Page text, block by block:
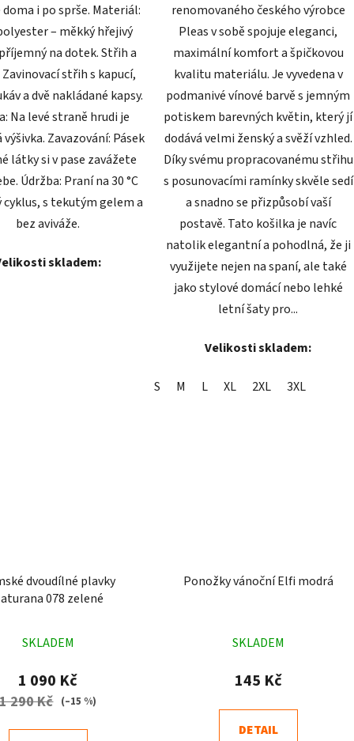
doma i po sprše. Materiál:
– měkký hřejivý
na dotek. Střih a
střih s kapucí,
a dvě nakládané kapsy.
Na levé straně hrudi je
Zavazování: Pásek
látky si v pase zavážete
Údržba: Praní na 30 °C
cyklus, s tekutým gelem a
bez aviváže.
skladem:
renomovaného českého výrobce
Pleas v sobě spojuje eleganci,
maximální komfort a špičkovou
kvalitu materiálu. Je vyvedena v
podmanivé vínové barvě s jemným
potiskem barevných květin, který jí
dodává velmi ženský a svěží vzhled.
Díky svému propracovanému střihu
s posunovacími ramínky skvěle sedí
a snadno se přizpůsobí vaší
postavě. Tato košilka je navíc
natolik elegantní a pohodlná, že ji
využijete nejen na spaní, ale také
jako stylové domácí nebo lehké
letní šaty pro...
Velikosti skladem:
S M L XL 2XL 3XL
dvoudílné plavky
078 zelené
hodnocení
produktu
je
SKLADEM
1 090 Kč
1 290 Kč (–15 %)
Ponožky vánoční Elfi modrá
hodnocení
produktu
5,0
z
SKLADEM
145 Kč
DETAIL